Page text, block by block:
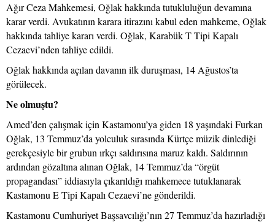
Ağır Ceza Mahkemesi, Oğlak hakkında tutukluluğun devamına
karar verdi. Avukatının karara itirazını kabul eden mahkeme, Oğlak
hakkında tahliye kararı verdi. Oğlak, Karabük T Tipi Kapalı
Cezaevi’nden tahliye edildi.
Oğlak hakkında açılan davanın ilk duruşması, 14 Ağustos’ta
görülecek.
Ne olmuştu?
Amed’den çalışmak için Kastamonu’ya giden 18 yaşındaki Furkan
Oğlak, 13 Temmuz’da yolculuk sırasında Kürtçe müzik dinlediği
gerekçesiyle bir grubun ırkçı saldırısına maruz kaldı. Saldırının
ardından gözaltına alınan Oğlak, 14 Temmuz’da “örgüt
propagandası” iddiasıyla çıkarıldığı mahkemece tutuklanarak
Kastamonu E Tipi Kapalı Cezaevi’ne gönderildi.
Kastamonu Cumhuriyet Başsavcılığı’nın 27 Temmuz’da hazırladığı